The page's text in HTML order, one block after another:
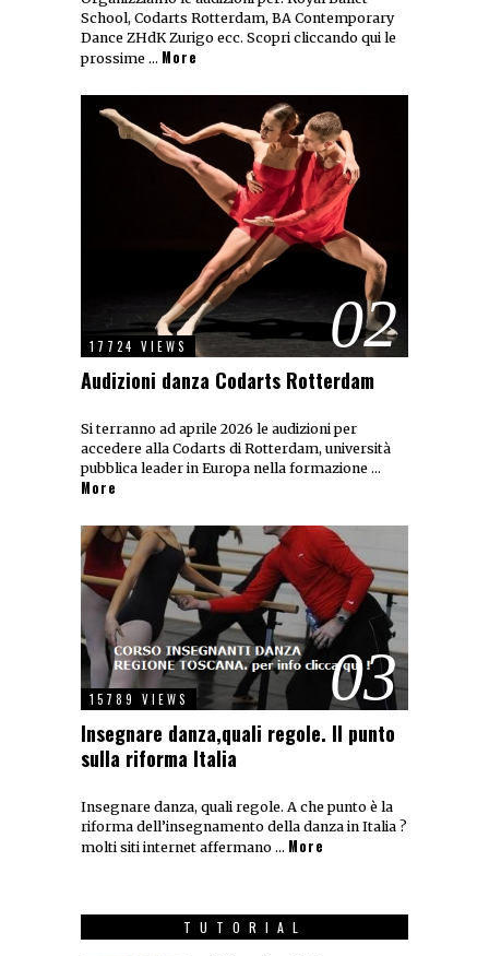
School, Codarts Rotterdam, BA Contemporary
Dance ZHdK Zurigo ecc. Scopri cliccando qui le
prossime … More
02
17724 VIEWS
Audizioni danza Codarts Rotterdam
Si terranno ad aprile 2026 le audizioni per
accedere alla Codarts di Rotterdam, università
pubblica leader in Europa nella formazione …
More
03
15789 VIEWS
Insegnare danza,quali regole. Il punto
sulla riforma Italia
Insegnare danza, quali regole. A che punto è la
riforma dell’insegnamento della danza in Italia ?
molti siti internet affermano … More
TUTORIAL